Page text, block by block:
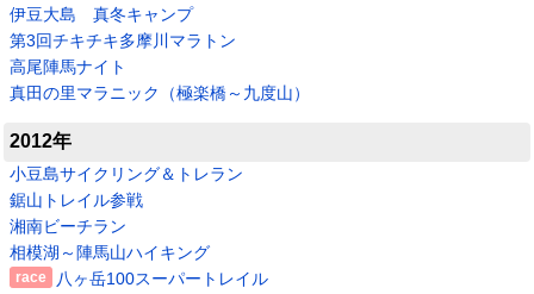
伊豆大島 真冬キャンプ
第3回チキチキ多摩川マラトン
高尾陣馬ナイト
真田の里マラニック（極楽橋～九度山）
2012年
小豆島サイクリング＆トレラン
鋸山トレイル参戦
湘南ビーチラン
相模湖～陣馬山ハイキング
八ヶ岳100スーパートレイル